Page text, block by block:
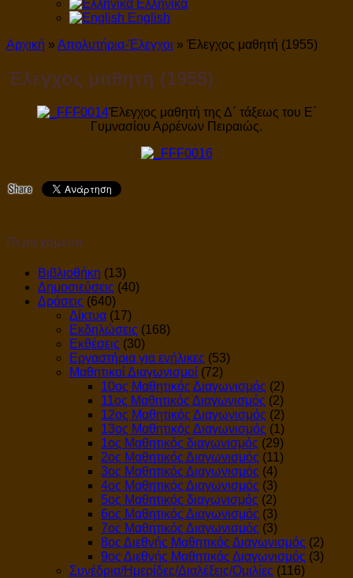
Ελληνικά
English
Αρχική » Απολυτήρια-Έλεγχοι » Έλεγχος μαθητή (1955)
Έλεγχος μαθητή (1955)
Έλεγχος μαθητή της Δ΄ τάξεως του Ε΄
Γυμνασίου Αρρένων Πειραιώς.
Περιεχόμενα
Βιβλιοθήκη (13)
Δημοσιεύσεις (40)
Δράσεις (640)
Δίκτυα (17)
Εκδηλώσεις (168)
Εκθέσεις (30)
Εργαστήρια για ενήλικες (53)
Μαθητικοί Διαγωνισμοί (72)
10ος Μαθητικός Διαγωνισμός (2)
11ος Μαθητικός Διαγωνισμός (2)
12ος Μαθητικός Διαγωνισμός (2)
13ος Μαθητικός Διαγωνισμός (1)
1ος Μαθητικός διαγωνισμός (29)
2ος Μαθητικός Διαγωνισμός (11)
3ος Μαθητικός Διαγωνισμός (4)
4ος Μαθητικός Διαγωνισμός (3)
5ος Μαθητικός διαγωνισμός (2)
6ος Μαθητικός Διαγωνισμός (3)
7ος Μαθητικός Διαγωνισμός (3)
8ος Διεθνής Μαθητικός Διαγωνισμός (2)
9ος Διεθνής Μαθητικός Διαγωνισμός (3)
Συνέδρια/Ημερίδες/Διαλέξεις/Ομιλίες (116)